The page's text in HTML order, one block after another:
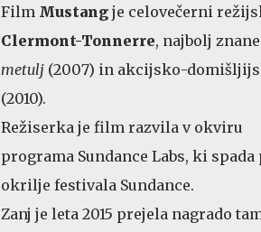
Film Mustang je celovečerni
Clermont-Tonnerre, najbolj
metulj (2007) in akcijsko-
(2010).
Režiserka je film razvila v okviru
programa Sundance Labs, ki spada
okrilje festivala Sundance.
Zanj je leta 2015 prejela nagrado